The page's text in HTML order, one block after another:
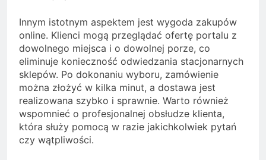
Innym istotnym aspektem jest wygoda zakupów
online. Klienci mogą przeglądać ofertę portalu z
dowolnego miejsca i o dowolnej porze, co
eliminuje konieczność odwiedzania stacjonarnych
sklepów. Po dokonaniu wyboru, zamówienie
można złożyć w kilka minut, a dostawa jest
realizowana szybko i sprawnie. Warto również
wspomnieć o profesjonalnej obsłudze klienta,
która służy pomocą w razie jakichkolwiek pytań
czy wątpliwości.